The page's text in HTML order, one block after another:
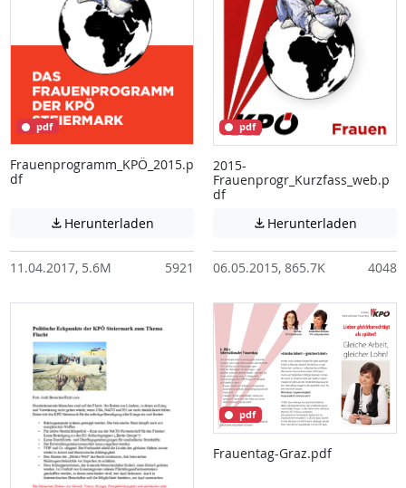
pdf
Frauenprogramm_KPÖ_2015.p
df
 Herunterladen Achtung: Diese Datei enthält unter
11.04.2017, 5.6M 5921
pdf
2015-
Frauenprogr_Kurzfass_web.p
df
 Herunterladen
06.05.2015, 865.7K 4048
pdf
Frauentag-Graz.pdf